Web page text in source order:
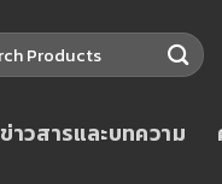
ข่าวสารและบทความ